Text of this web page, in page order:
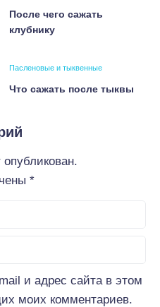
После чего сажать
клубнику
Пасленовые и тыквенные
Что сажать после тыквы
*
и адрес сайта в этом
моих комментариев.